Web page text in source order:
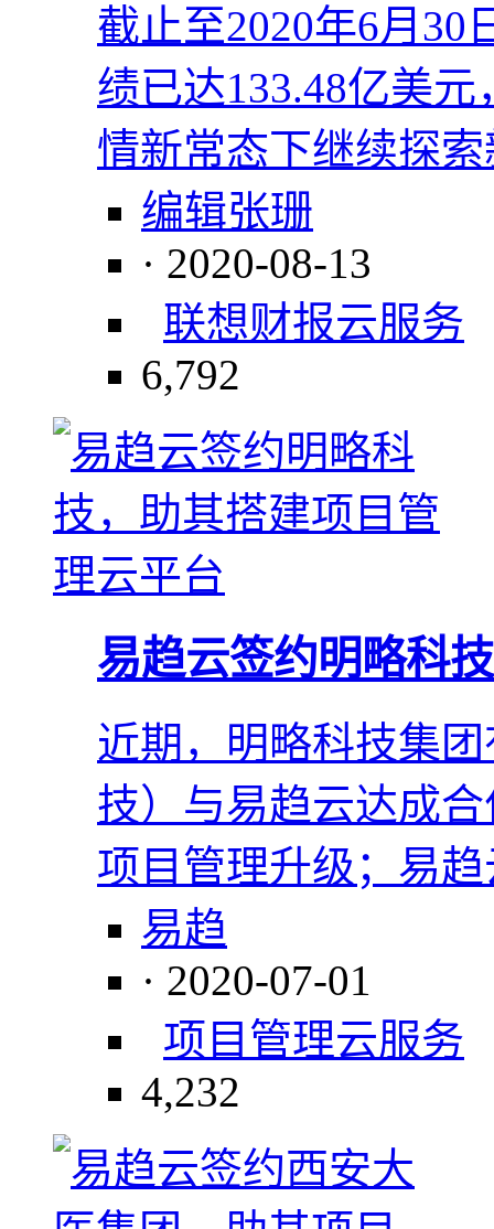
截止至2020年6月30
绩已达133.48亿美
情新常态下继续探
编辑张珊
· 2020-08-13
联想财报云服务
6,792
易趋云签约明略科
近期，明略科技集
技）与易趋云达成
项目管理升级；易
易趋
· 2020-07-01
项目管理云服务
4,232